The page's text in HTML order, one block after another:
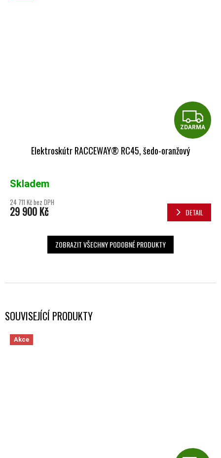
SOUVISEJÍCÍ PRODUKTY
Akce
ZDARMA
Elektroskútr RACCEWAY® RC45, šedo-oranžový
Skladem
24 711 Kč bez DPH
29 900 Kč DETAIL
ZOBRAZIT VŠECHNY PODOBNÉ PRODUKTY